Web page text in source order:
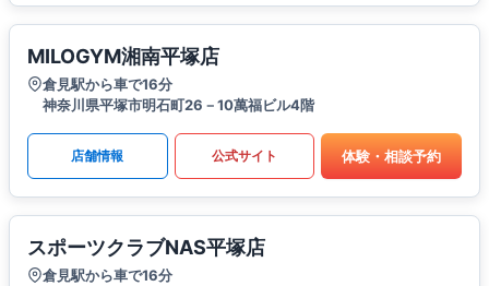
MILOGYM湘南平塚店
倉見駅から車で16分
神奈川県平塚市明石町26－10萬福ビル4階
店舗情報 公式サイト 体験・相談予約
スポーツクラブNAS平塚店
倉見駅から車で16分